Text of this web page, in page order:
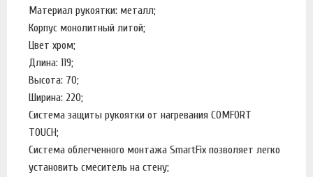
Материал рукоятки: металл;
Корпус монолитный литой;
Цвет хром;
Длина: 119;
Высота: 70;
Ширина: 220;
Система защиты рукоятки от нагревания COMFORT
TOUCH;
Система облегченного монтажа SmartFix позволяет легко
установить смеситель на стену;